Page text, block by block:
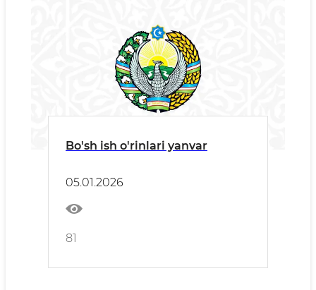
Bo'sh ish o'rinlari yanvar
05.01.2026
81